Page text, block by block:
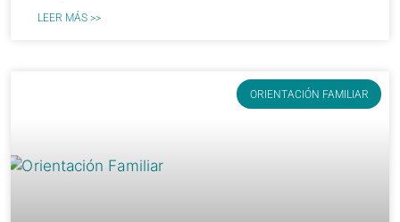
LEER MÁS >>
ORIENTACIÓN FAMILIAR